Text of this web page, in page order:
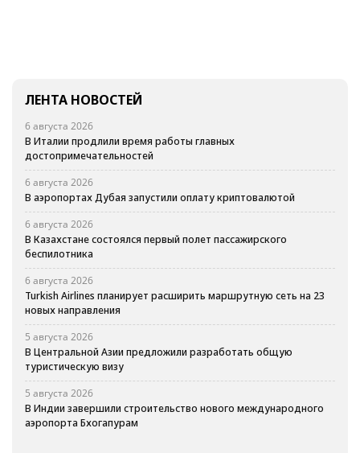
ЛЕНТА НОВОСТЕЙ
6 августа 2026
В Италии продлили время работы главных
достопримечательностей
6 августа 2026
В аэропортах Дубая запустили оплату криптовалютой
6 августа 2026
В Казахстане состоялся первый полет пассажирского
беспилотника
6 августа 2026
Turkish Airlines планирует расширить маршрутную сеть на 23
новых направления
5 августа 2026
В Центральной Азии предложили разработать общую
туристическую визу
5 августа 2026
В Индии завершили строительство нового международного
аэропорта Бхогапурам